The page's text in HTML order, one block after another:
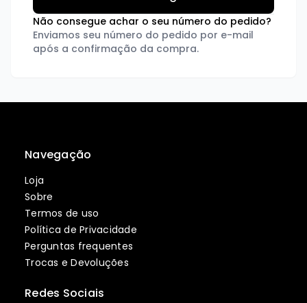
Não consegue achar o seu número do pedido?
Enviamos seu número do pedido por e-mail
após a confirmação da compra.
Navegação
Loja
Sobre
Termos de uso
Política de Privacidade
Perguntas frequentes
Trocas e Devoluções
Redes Sociais